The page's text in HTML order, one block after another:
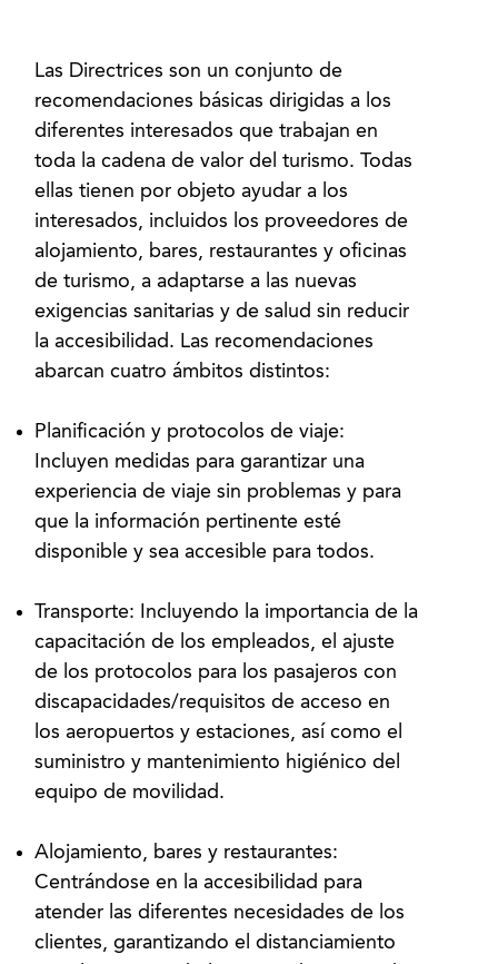
Las Directrices son un conjunto de
recomendaciones básicas dirigidas a los
diferentes interesados que trabajan en
toda la cadena de valor del turismo. Todas
ellas tienen por objeto ayudar a los
interesados, incluidos los proveedores de
alojamiento, bares, restaurantes y oficinas
de turismo, a adaptarse a las nuevas
exigencias sanitarias y de salud sin reducir
la accesibilidad. Las recomendaciones
Planificación y protocolos de viaje:
Incluyen medidas para garantizar una
experiencia de viaje sin problemas y para
que la información pertinente esté
disponible y sea accesible para todos.
Transporte: Incluyendo la importancia de la
capacitación de los empleados, el ajuste
de los protocolos para los pasajeros con
discapacidades/requisitos de acceso en
los aeropuertos y estaciones, así como el
suministro y mantenimiento higiénico del
equipo de movilidad.
Alojamiento, bares y restaurantes:
Centrándose en la accesibilidad para
atender las diferentes necesidades de los
clientes, garantizando el distanciamiento